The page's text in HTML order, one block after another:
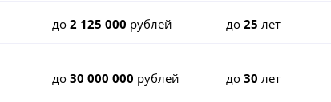
до2 125 000 рублей до25 лет
до30 000 000 рублей до30 лет